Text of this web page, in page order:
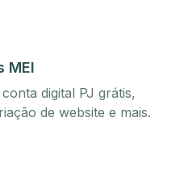
MEI
digital PJ grátis,
de website e mais.